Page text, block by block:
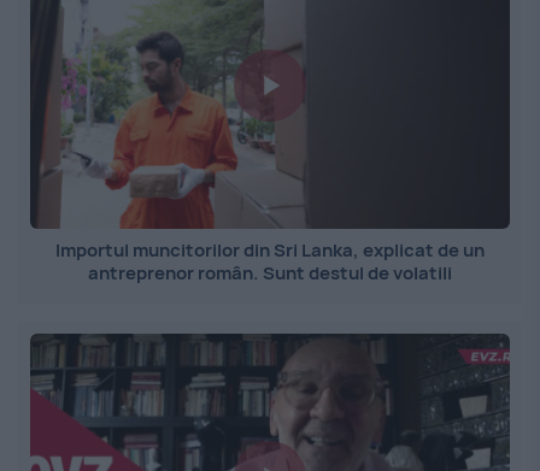
Importul muncitorilor din Sri Lanka, explicat de un
antreprenor român. Sunt destul de volatili